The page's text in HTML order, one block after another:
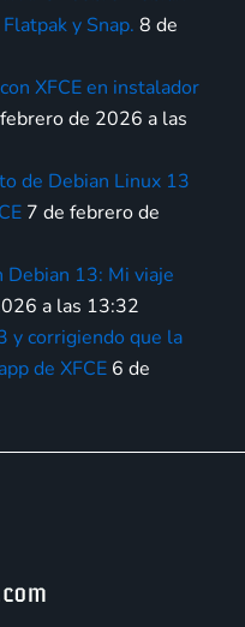
y Snap. 8 de
XFCE en instalador
de 2026 a las
de Debian Linux 13
7 de febrero de
Debian 13: Mi viaje
a las 13:32
y corrigiendo que la
de XFCE 6 de